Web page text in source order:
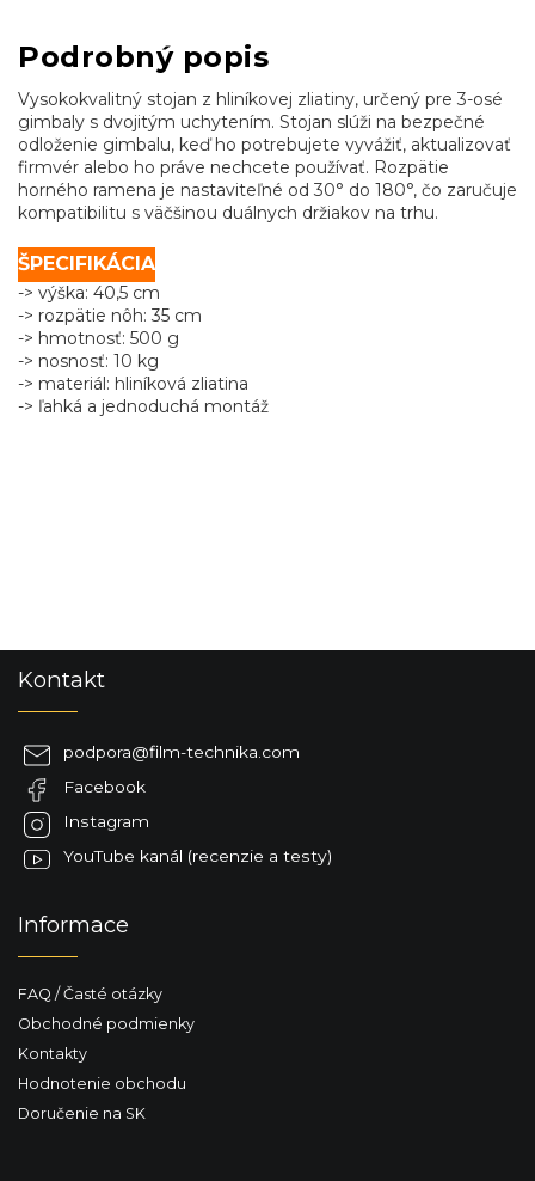
Podrobný popis
Vysokokvalitný stojan z hliníkovej zliatiny, určený pre 3-osé
gimbaly s dvojitým uchytením. Stojan slúži na bezpečné
odloženie gimbalu, keď ho potrebujete vyvážiť, aktualizovať
firmvér alebo ho práve nechcete používať. Rozpätie
horného ramena je nastaviteľné od 30° do 180°, čo zaručuje
kompatibilitu s väčšinou duálnych držiakov na trhu.
ŠPECIFIKÁCIA
-> výška: 40,5 cm
-> rozpätie nôh: 35 cm
-> hmotnosť: 500 g
-> nosnosť: 10 kg
-> materiál: hliníková zliatina
-> ľahká a jednoduchá montáž
Kontakt
podpora@film-technika.com
Facebook
Instagram
YouTube kanál (recenzie a testy)
Informace
FAQ / Časté otázky
Obchodné podmienky
Kontakty
Hodnotenie obchodu
Doručenie na SK